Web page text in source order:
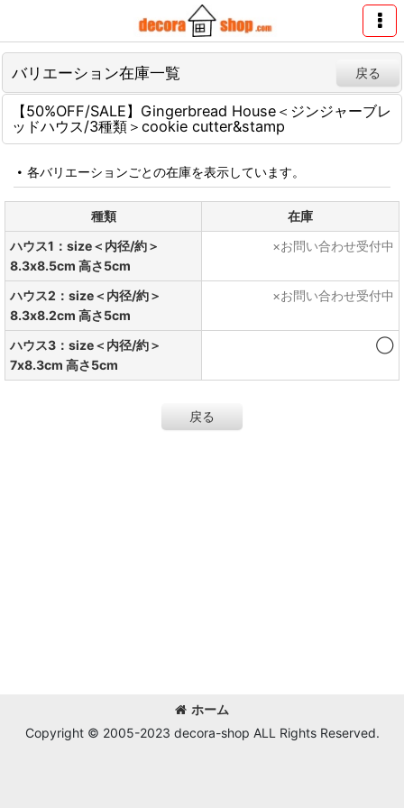
バリエーション在庫一覧 戻る
【50%OFF/SALE】Gingerbread House＜ジンジャーブレ
ッドハウス/3種類＞cookie cutter&stamp
各バリエーションごとの在庫を表示しています。
種類
在庫
ハウス1：size＜内径/約＞
8.3x8.5cm 高さ5cm
×お問い合わせ受付中
ハウス2：size＜内径/約＞
8.3x8.2cm 高さ5cm
×お問い合わせ受付中
ハウス3：size＜内径/約＞
7x8.3cm 高さ5cm
◯
戻る
ホーム
Copyright © 2005-2023 decora-shop ALL Rights Reserved.